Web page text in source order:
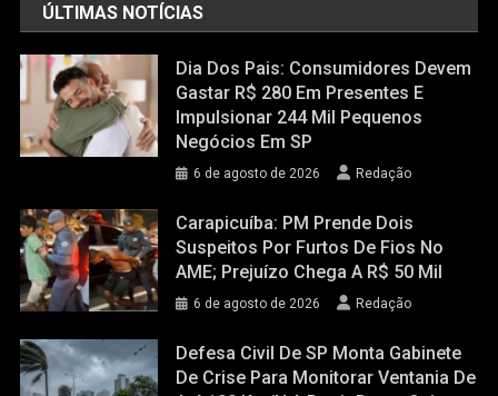
ÚLTIMAS NOTÍCIAS
Dia Dos Pais: Consumidores Devem
Gastar R$ 280 Em Presentes E
Impulsionar 244 Mil Pequenos
Negócios Em SP
6 de agosto de 2026 Redação
Carapicuíba: PM Prende Dois
Suspeitos Por Furtos De Fios No
AME; Prejuízo Chega A R$ 50 Mil
6 de agosto de 2026 Redação
Defesa Civil De SP Monta Gabinete
De Crise Para Monitorar Ventania De